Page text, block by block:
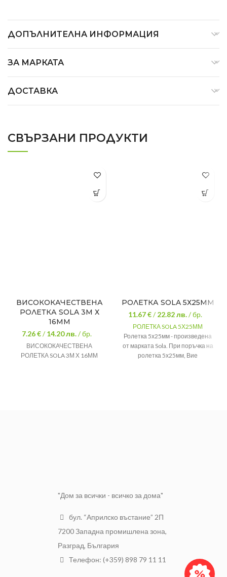
ДОПЪЛНИТЕЛНА ИНФОРМАЦИЯ
ЗА МАРКАТА
ДОСТАВКА
СВЪРЗАНИ ПРОДУКТИ
ВИСОКОКАЧЕСТВЕНА
РОЛЕТКА SOLA 3М Х
16ММ
7.26 €/14.20лв./ бр.
ВИСОКОКАЧЕСТВЕНА
РОЛЕТКА SOLA 3М Х 16ММ
РОЛЕТКА SOLA 5Х25ММ
11.67 €/22.82лв./ бр.
РОЛЕТКА SOLA 5Х25ММ
Ролетка 5х25мм - произведена
от марката Sola. При поръчка на
ролетка 5х25мм, Вие
"Дом за всички - всичко за дома"
бул. “Априлско въстание” 2П
7200 Западна промишлена зона,
Разград, България
Телефон: (+359) 898 79 11 11